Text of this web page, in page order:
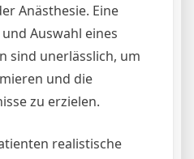
Anästhesie. Eine
Auswahl eines
sind unerlässlich, um
und die
zu erzielen.
realistische